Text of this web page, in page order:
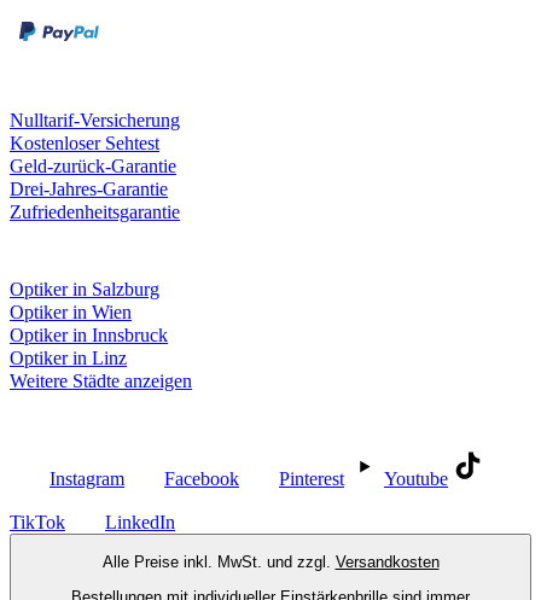
Nulltarif-Versicherung
Kostenloser Sehtest
Geld-zurück-Garantie
Drei-Jahres-Garantie
Zufriedenheitsgarantie
Optiker in Salzburg
Optiker in Wien
Optiker in Innsbruck
Optiker in Linz
Weitere Städte anzeigen
Instagram Facebook Pinterest Youtube
TikTok LinkedIn
Alle Preise inkl. MwSt. und zzgl. Versandkosten